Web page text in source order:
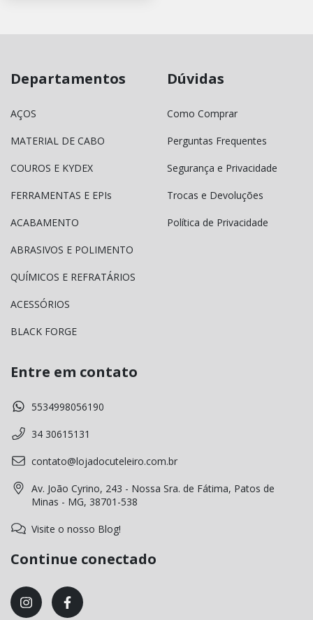
Departamentos
AÇOS
MATERIAL DE CABO
COUROS E KYDEX
FERRAMENTAS E EPIs
ACABAMENTO
ABRASIVOS E POLIMENTO
QUÍMICOS E REFRATÁRIOS
ACESSÓRIOS
BLACK FORGE
Dúvidas
Como Comprar
Perguntas Frequentes
Segurança e Privacidade
Trocas e Devoluções
Política de Privacidade
Entre em contato
5534998056190
34 30615131
contato@lojadocuteleiro.com.br
Av. João Cyrino, 243 - Nossa Sra. de Fátima, Patos de
Minas - MG, 38701-538
Visite o nosso Blog!
Continue conectado